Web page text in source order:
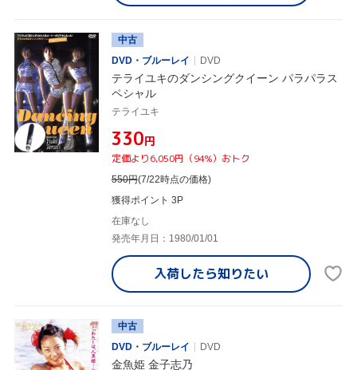
中古
DVD・ブルーレイ
DVD
テライユキのダンシングクイーン パラパラス
ペシャル
テライユキ
¥330円
定価より6,050円（94%）おトク
550円(7/22時点の価格)
獲得ポイント 3P
在庫なし
発売年月日：1980/01/01
入荷したら知りたい
中古
DVD・ブルーレイ
DVD
金魚姫 金子志乃